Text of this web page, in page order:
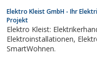
Telefonanlagen,
Elektro Kleist GmbH - Ihr
Projekt
Elektro Kleist:
Elektroinstallationen, Elektrolösungen, Netzwerktechnologien,
SmartWohnen.